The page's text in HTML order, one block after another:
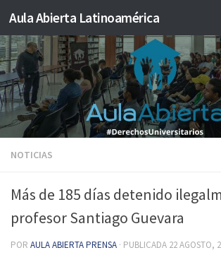
Saltar al contenido
Aula Abierta Latinoamérica
NOTICIAS
Más de 185 días detenido
profesor Santiago Guevara
POR AULA ABIERTA PRENSA · PUBLICADA 22 AGOSTO,